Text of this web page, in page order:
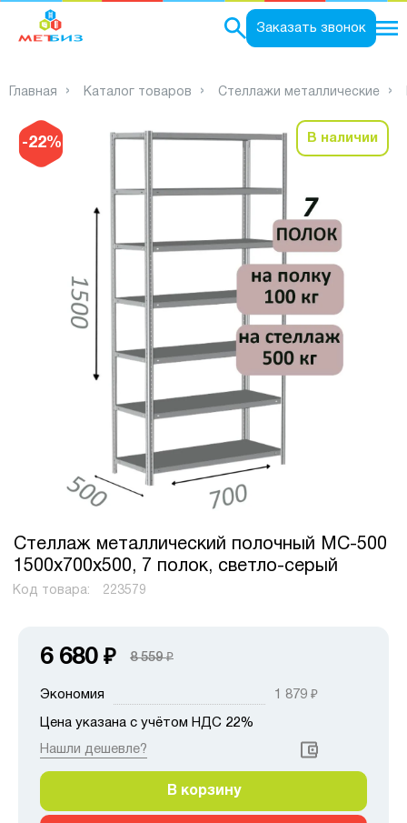
Заказать звонок
Главная Каталог товаров Стеллажи металлические
-22% В наличии
Стеллаж металлический полочный МС-500
1500х700х500, 7 полок, светло-серый
Код товара: 223579
6 680 ₽ 8 559₽
Экономия 1 879 ₽
Цена указана с учётом НДС 22%
Нашли дешевле?
В корзину